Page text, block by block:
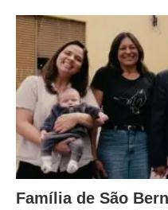
Família de São